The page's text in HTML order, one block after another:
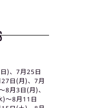
)、7月25日
日(月)、7月
8月3日(月)、
)〜8月11日